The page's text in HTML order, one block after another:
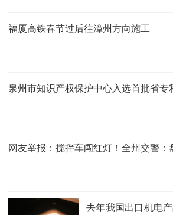
福厦高铁春节过后往漳州方向施工
泉州市知识产权保护中心入选首批省专
网友举报：搅拌车闯红灯！全州交警：
去年我国出口机电